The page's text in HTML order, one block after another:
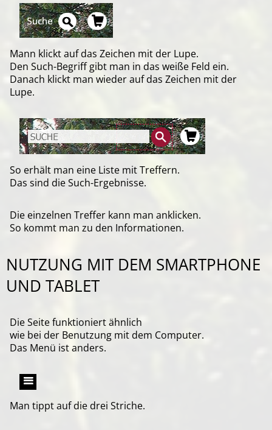
Mann klickt auf das Zeichen mit der Lupe.
Den Such-Begriff gibt man in das weiße Feld ein.
Danach klickt man wieder auf das Zeichen mit der
Lupe.
So erhält man eine Liste mit Treffern.
Das sind die Such-Ergebnisse.
Die einzelnen Treffer kann man anklicken.
So kommt man zu den Informationen.
NUTZUNG MIT DEM SMARTPHONE
UND TABLET
Die Seite funktioniert ähnlich
wie bei der Benutzung mit dem Computer.
Das Menü ist anders.
Man tippt auf die drei Striche.